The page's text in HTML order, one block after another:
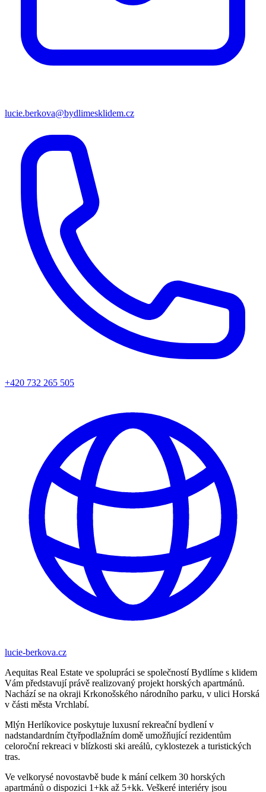
lucie.berkova@bydlimesklidem.cz
+420 732 265 505
lucie-berkova.cz
Aequitas Real Estate ve spolupráci se společností Bydlíme s klidem
Vám představují právě realizovaný projekt horských apartmánů.
Nachází se na okraji Krkonošského národního parku, v ulici Horská
v části města Vrchlabí.
Mlýn Herlíkovice poskytuje luxusní rekreační bydlení v
nadstandardním čtyřpodlažním domě umožňující rezidentům
celoroční rekreaci v blízkosti ski areálů, cyklostezek a turistických
tras.
Ve velkorysé novostavbě bude k mání celkem 30 horských
apartmánů o dispozici 1+kk až 5+kk. Veškeré interiéry jsou